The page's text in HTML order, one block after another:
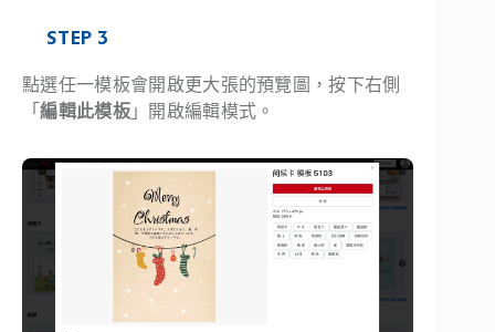
STEP 3
點選任一模板會開啟更大張的預覽圖，按下右側
「編輯此模板」開啟編輯模式。